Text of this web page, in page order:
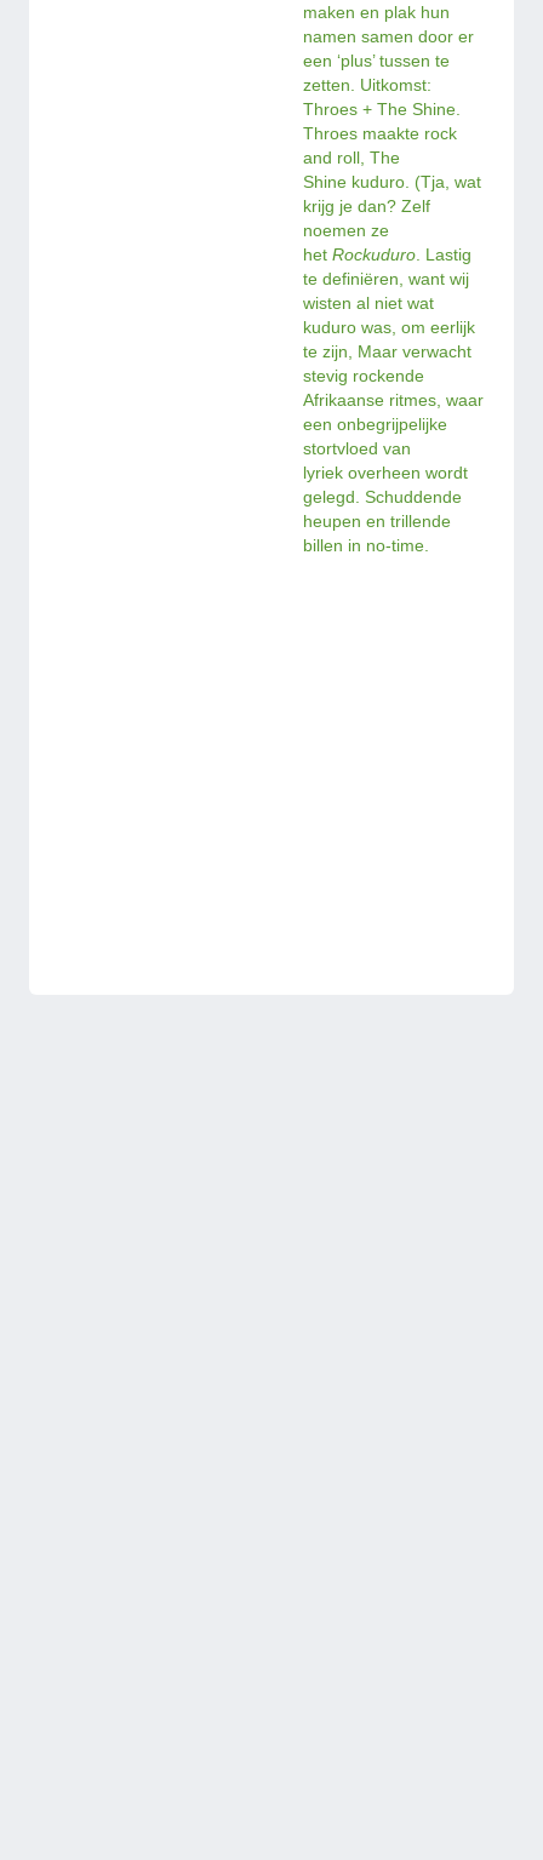
maken en plak hun
namen samen door er
een ‘plus’ tussen te
zetten. Uitkomst:
Throes + The Shine.
Throes maakte rock
and roll, The
Shine kuduro. (Tja, wat
krijg je dan? Zelf
noemen ze
het Rockuduro . Lastig
te definiëren, want wij
wisten al niet wat
kuduro was, om eerlijk
te zijn, Maar verwacht
stevig rockende
Afrikaanse ritmes, waar
een onbegrijpelijke
stortvloed van
lyriek overheen wordt
gelegd. Schuddende
heupen en trillende
billen in no-time.